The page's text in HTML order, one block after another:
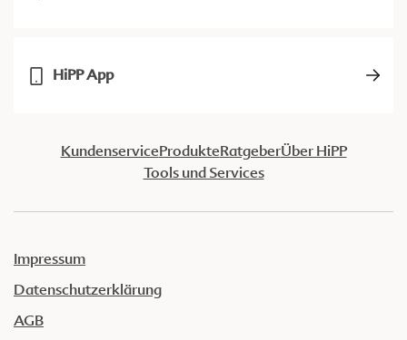
HiPP App
KundenserviceProdukteRatgeberÜber HiPP
Tools und Services
Impressum
Datenschutzerklärung
AGB